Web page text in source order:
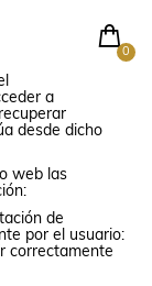
0
a
desde dicho
web las
de
por el usuario:
correctamente